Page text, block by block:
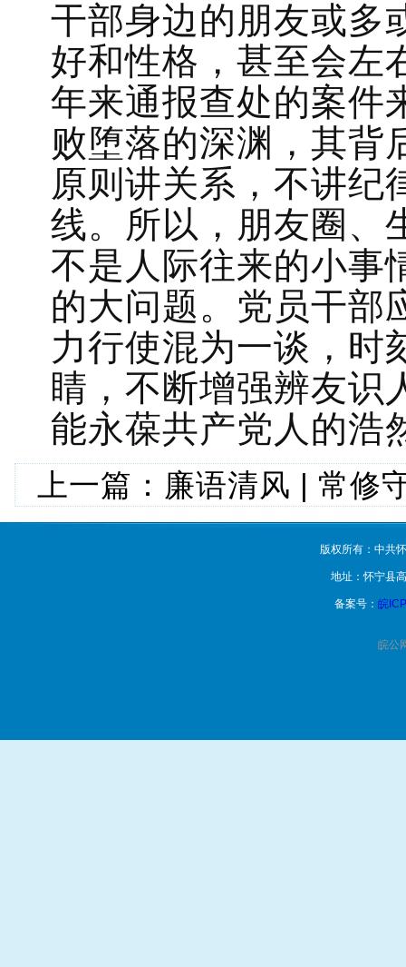
干部身边的朋友或多
好和性格，甚至会左
年来通报查处的案件
败堕落的深渊，其背
原则讲关系，不讲纪
线。所以，朋友圈、
不是人际往来的小事
的大问题。党员干部
力行使混为一谈，时
睛，不断增强辨友识
能永葆共产党人的浩
上一篇： 廉语清风 | 常修
版权所有：中共
地址：怀宁县
备案号： 皖
皖公